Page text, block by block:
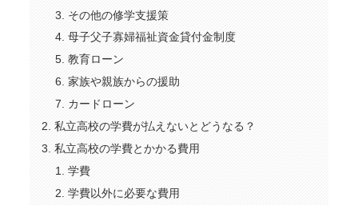
その他の修学支援策
母子父子寡婦福祉資金貸付金制度
教育ローン
家族や親族からの援助
カードローン
私立高校の学費が払えないとどうなる？
私立高校の学費とかかる費用
学費
学費以外に必要な費用